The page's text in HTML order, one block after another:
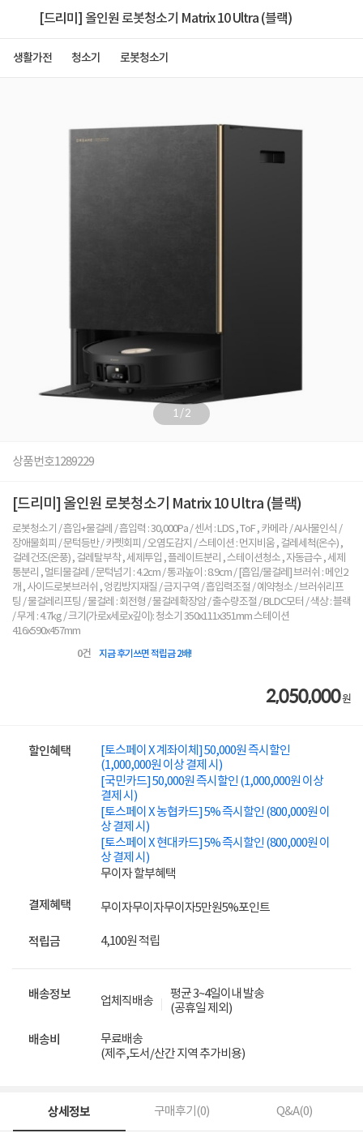
[드리미] 올인원 로봇청소기 Matrix 10 Ultra (블랙)
생활가전 청소기 로봇청소기
1/2
상품번호1289229
[드리미] 올인원 로봇청소기 Matrix 10 Ultra (블랙)
로봇청소기 / 흡입+물걸레 / 흡입력 : 30,000Pa / 센서 : LDS , ToF , 카메라 / AI사물인식 /
장애물회피 / 문턱등반 / 카펫회피 / 오염도감지 / 스테이션 : 먼지비움 , 걸레세척(온수) ,
걸레건조(온풍) , 걸레탈부착 , 세제투입 , 플레이트분리 , 스테이션청소 , 자동급수 , 세제
통분리 , 멀티물걸레 / 문턱넘기 : 4.2cm / 통과높이 : 8.9cm / [흡입/물걸레] 브러쉬 : 메인2
개 , 사이드로봇브러쉬 , 엉킴방지재질 / 금지구역 / 흡입력조절 / 예약청소 / 브러쉬리프
팅 / 물걸레리프팅 / 물걸레 : 회전형 / 물걸레확장암 / 출수량조절 / BLDC모터 / 색상 : 블랙
/ 무게 : 4.7kg / 크기(가로x세로x깊이): 청소기 350x111x351mm 스테이션
416x590x457mm
0건 지금 후기쓰면 적립금 2배!
2,050,000원
할인혜택
[토스페이 X 계좌이체] 50,000원 즉시할인
(1,000,000원 이상 결제 시)
[국민카드] 50,000원 즉시할인 (1,000,000원 이상
결제 시)
[토스페이 X 농협카드] 5% 즉시할인 (800,000원 이
상 결제 시)
[토스페이 X 현대카드] 5% 즉시할인 (800,000원 이
상 결제 시)
무이자 할부혜택
결제혜택 무이자무이자무이자5만원5%포인트
적립금 4,100원 적립
배송정보 업체직배송
평균 3~4일이내 발송
(공휴일 제외)
배송비
무료배송
(제주,도서/산간 지역 추가비용)
상세정보 구매후기(0) Q&A(0)